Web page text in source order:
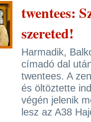
twentees:
szereted!
Harmadik,
címadó dal
twentees. A
és öltöztette
végén jelenik
lesz az A38